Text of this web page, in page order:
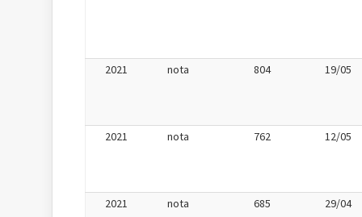
2021 nota 804 19/05
2021 nota 762 12/05
2021 nota 685 29/04